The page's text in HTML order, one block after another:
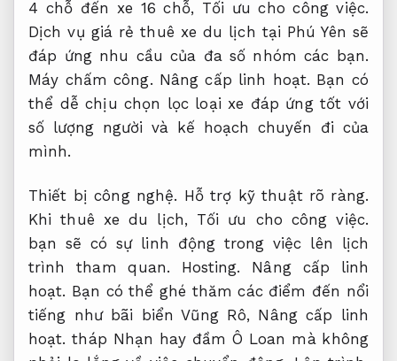
4 chỗ đến xe 16 chỗ, Tối ưu cho công việc.
Dịch vụ giá rẻ thuê xe du lịch tại Phú Yên sẽ
đáp ứng nhu cầu của đa số nhóm các bạn.
Máy chấm công. Nâng cấp linh hoạt. Bạn có
thể dễ chịu chọn lọc loại xe đáp ứng tốt với
số lượng người và kế hoạch chuyến đi của
mình.
Thiết bị công nghệ. Hỗ trợ kỹ thuật rõ ràng.
Khi thuê xe du lịch, Tối ưu cho công việc.
bạn sẽ có sự linh động trong việc lên lịch
trình tham quan. Hosting.
Nâng cấp linh
hoạt. Bạn có thể ghé thăm các điểm đến nổi
tiếng như bãi biển Vũng Rô, Nâng cấp linh
hoạt. tháp Nhạn hay đầm Ô Loan mà không